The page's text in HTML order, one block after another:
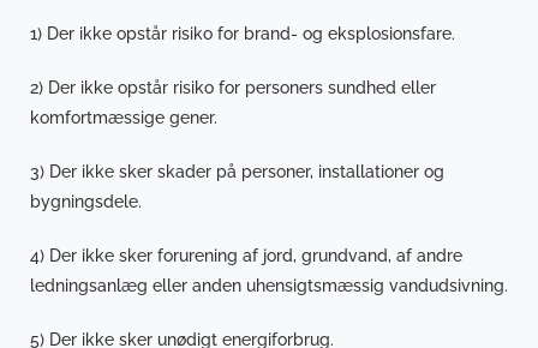
1) Der ikke opstår risiko for brand- og eksplosionsfare.
2) Der ikke opstår risiko for personers sundhed eller
komfortmæssige gener.
3) Der ikke sker skader på personer, installationer og
bygningsdele.
4) Der ikke sker forurening af jord, grundvand, af andre
ledningsanlæg eller anden uhensigtsmæssig vandudsivning.
5) Der ikke sker unødigt energiforbrug.